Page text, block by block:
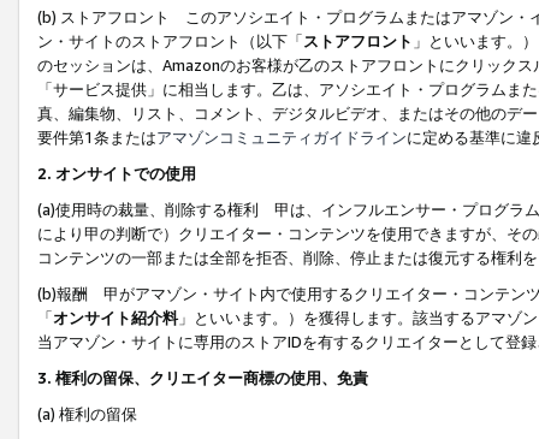
(b) ストアフロント このアソシエイト・プログラムまたはアマゾン・
ン・サイトのストアフロント（以下「ストアフロント 」といいます。
のセッションは、Amazonのお客様が乙のストアフロントにクリック
「サービス提供」に相当します。乙は、アソシエイト・プログラム
真、編集物、リスト、コメント、デジタルビデオ、またはその他のデ
要件第1条またはアマゾンコミュニティガイドラインに定める基準に違
2. オンサイトでの使用
(a)使用時の裁量、削除する権利 甲は、インフルエンサー・プログラ
により甲の判断で）クリエイター・コンテンツを使用できますが、そ
コンテンツの一部または全部を拒否、削除、停止または復元する権利
(b)報酬 甲がアマゾン・サイト内で使用するクリエイター・コンテン
「オンサイト紹介料」といいます。）を獲得します。該当するアマゾ
当アマゾン・サイトに専用のストアIDを有するクリエイターとして登
3. 権利の留保、クリエイター商標の使用、免責
(a) 権利の留保